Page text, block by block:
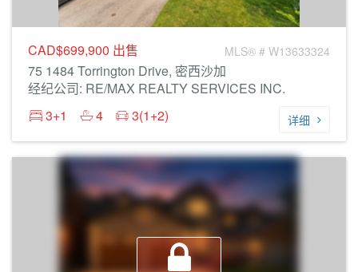
CAD$699,900 出售 MLS® # W13633324
75 1484 Torrington Drive, 密西沙加
经纪公司: RE/MAX REALTY SERVICES INC.
3+1
4 3(1+2) 详细